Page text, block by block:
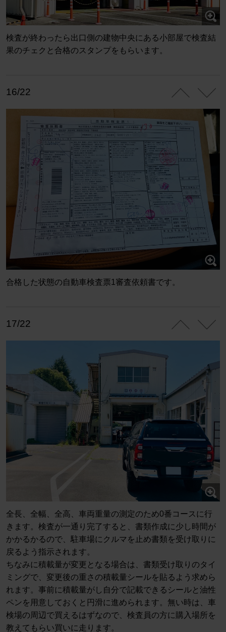
検査が終わったら出口側の建物中央にある小部屋で検査結
果のチェクと合格のスタンプをもらいます。
16/22
合格した状態の自動車検査票1審査依頼書です。
17/22
全長、全幅、全高、車両重量の測定のため0番コースに行
きます。検査が一通り完了すると、書類作成に少し時間が
かかるかるので、駐車場にクルマを止め書類を受け取りに
戻るよう指示されます。
ちなみに積載量が変更となる場合は、書類受け取りのタイ
ミングで、変更後の重さの積載量シールを貼るよう求めら
れます。事前に積載量がし自分で記載できるシールと油性
ペンを用意しておくと円滑に進められます。無い時は、車
検場の周辺で買えるはずなので、検査員の方に購入場所を
教えてもらい買いに走ります。